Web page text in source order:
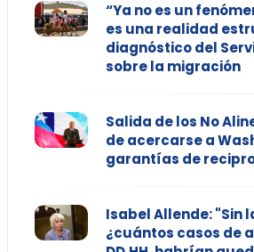
“Ya no es un
es una realidad
diagnóstico del
sobre la migración
Salida de los No
de acercarse a
garantías de
Isabel Allende: "Sin
¿cuántos casos de